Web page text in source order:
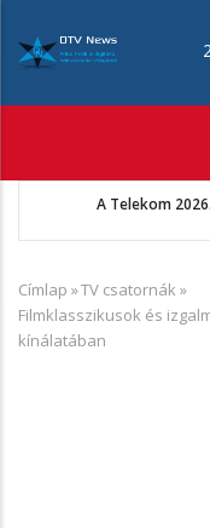
tartalomra
Augusztus 22-én
Morzsa
Címlap »TV csatornák »
Filmklasszikusok és
kínálatában